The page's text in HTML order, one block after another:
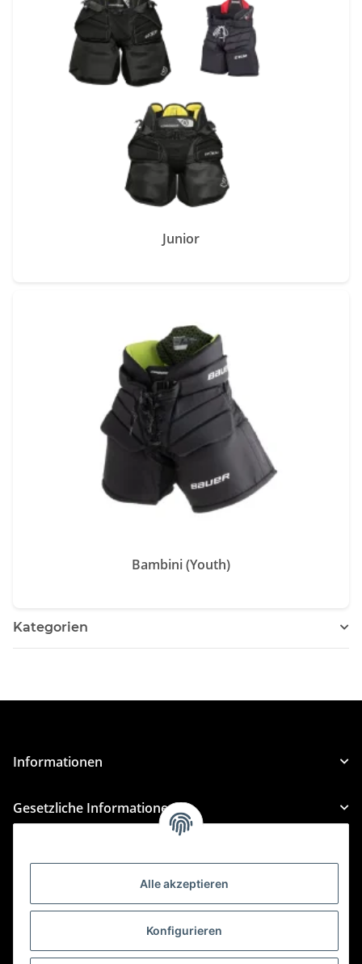
Alle akzeptieren
Konfigurieren
Junior
Bambini (Youth)
Kategorien
Informationen
Gesetzliche Informationen
Für Custom Anfragen und Custom Bestellungen auch
custom@htr-shop.com